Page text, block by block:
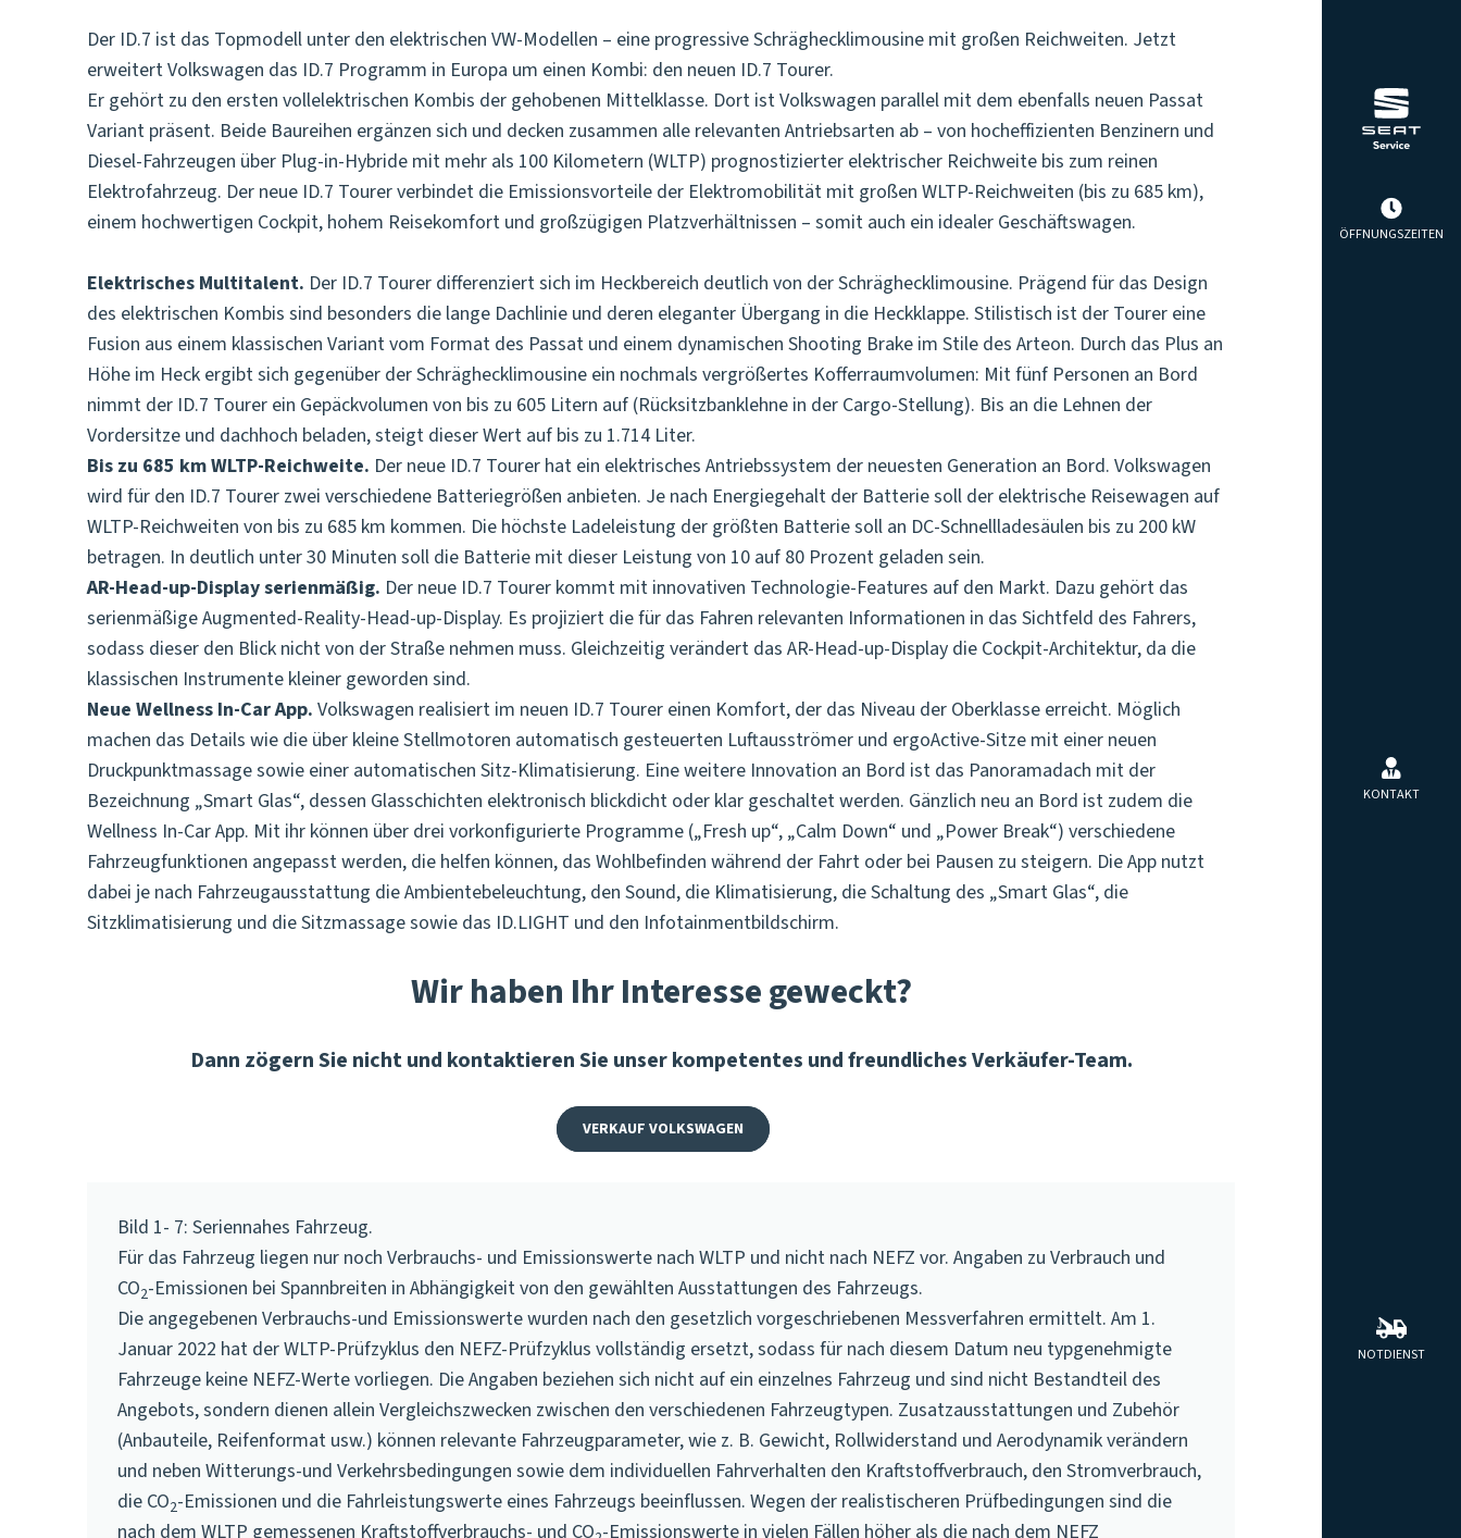
ÖFFNUNGSZEITEN
KONTAKT
NOTDIENST
Der ID.7 ist das Topmodell unter den elektrischen VW-Modellen – eine progressive Schräghecklimousine mit großen Reichweiten. Jetzt
erweitert Volkswagen das ID.7 Programm in Europa um einen Kombi: den neuen ID.7 Tourer.
Er gehört zu den ersten vollelektrischen Kombis der gehobenen Mittelklasse. Dort ist Volkswagen parallel mit dem ebenfalls neuen Passat
Variant präsent. Beide Baureihen ergänzen sich und decken zusammen alle relevanten Antriebsarten ab – von hocheffizienten Benzinern und
Diesel-Fahrzeugen über Plug-in-Hybride mit mehr als 100 Kilometern (WLTP) prognostizierter elektrischer Reichweite bis zum reinen
Elektrofahrzeug. Der neue ID.7 Tourer verbindet die Emissionsvorteile der Elektromobilität mit großen WLTP-Reichweiten (bis zu 685 km),
einem hochwertigen Cockpit, hohem Reisekomfort und großzügigen Platzverhältnissen – somit auch ein idealer Geschäftswagen.
Elektrisches Multitalent. Der ID.7 Tourer differenziert sich im Heckbereich deutlich von der Schräghecklimousine. Prägend für das Design
des elektrischen Kombis sind besonders die lange Dachlinie und deren eleganter Übergang in die Heckklappe. Stilistisch ist der Tourer eine
Fusion aus einem klassischen Variant vom Format des Passat und einem dynamischen Shooting Brake im Stile des Arteon. Durch das Plus an
Höhe im Heck ergibt sich gegenüber der Schräghecklimousine ein nochmals vergrößertes Kofferraumvolumen: Mit fünf Personen an Bord
nimmt der ID.7 Tourer ein Gepäckvolumen von bis zu 605 Litern auf (Rücksitzbanklehne in der Cargo-Stellung). Bis an die Lehnen der
Vordersitze und dachhoch beladen, steigt dieser Wert auf bis zu 1.714 Liter.
Bis zu 685 km WLTP-Reichweite. Der neue ID.7 Tourer hat ein elektrisches Antriebssystem der neuesten Generation an Bord. Volkswagen
wird für den ID.7 Tourer zwei verschiedene Batteriegrößen anbieten. Je nach Energiegehalt der Batterie soll der elektrische Reisewagen auf
WLTP-Reichweiten von bis zu 685 km kommen. Die höchste Ladeleistung der größten Batterie soll an DC-Schnellladesäulen bis zu 200 kW
betragen. In deutlich unter 30 Minuten soll die Batterie mit dieser Leistung von 10 auf 80 Prozent geladen sein.
AR-Head-up-Display serienmäßig. Der neue ID.7 Tourer kommt mit innovativen Technologie-Features auf den Markt. Dazu gehört das
serienmäßige Augmented-Reality-Head-up-Display. Es projiziert die für das Fahren relevanten Informationen in das Sichtfeld des Fahrers,
sodass dieser den Blick nicht von der Straße nehmen muss. Gleichzeitig verändert das AR-Head-up-Display die Cockpit-Architektur, da die
klassischen Instrumente kleiner geworden sind.
Neue Wellness In-Car App. Volkswagen realisiert im neuen ID.7 Tourer einen Komfort, der das Niveau der Oberklasse erreicht. Möglich
machen das Details wie die über kleine Stellmotoren automatisch gesteuerten Luftausströmer und ergoActive-Sitze mit einer neuen
Druckpunktmassage sowie einer automatischen Sitz-Klimatisierung. Eine weitere Innovation an Bord ist das Panoramadach mit der
Bezeichnung „Smart Glas“, dessen Glasschichten elektronisch blickdicht oder klar geschaltet werden. Gänzlich neu an Bord ist zudem die
Wellness In-Car App. Mit ihr können über drei vorkonfigurierte Programme („Fresh up“, „Calm Down“ und „Power Break“) verschiedene
Fahrzeugfunktionen angepasst werden, die helfen können, das Wohlbefinden während der Fahrt oder bei Pausen zu steigern. Die App nutzt
dabei je nach Fahrzeugausstattung die Ambientebeleuchtung, den Sound, die Klimatisierung, die Schaltung des „Smart Glas“, die
Sitzklimatisierung und die Sitzmassage sowie das ID.LIGHT und den Infotainmentbildschirm.
Wir haben Ihr Interesse geweckt?
Dann zögern Sie nicht und kontaktieren Sie unser kompetentes und freundliches Verkäufer-Team.
VERKAUF VOLKSWAGEN
Bild 1- 7: Seriennahes Fahrzeug.
Für das Fahrzeug liegen nur noch Verbrauchs- und Emissionswerte nach WLTP und nicht nach NEFZ vor. Angaben zu Verbrauch und
CO2-Emissionen bei Spannbreiten in Abhängigkeit von den gewählten Ausstattungen des Fahrzeugs.
Die angegebenen Verbrauchs-und Emissionswerte wurden nach den gesetzlich vorgeschriebenen Messverfahren ermittelt. Am 1.
Januar 2022 hat derWLTP-Prüfzyklus den NEFZ-Prüfzyklus vollständig ersetzt, sodass für nach diesem Datum neu typgenehmigte
Fahrzeuge keine NEFZ-Werte vorliegen. Die Angaben beziehen sich nicht auf ein einzelnes Fahrzeug und sind nicht Bestandteil des
Angebots, sondern dienen allein Vergleichszwecken zwischen den verschiedenen Fahrzeugtypen. Zusatzausstattungen und Zubehör
(Anbauteile, Reifenformat usw.) können relevante Fahrzeugparameter, wie z. B. Gewicht, Rollwiderstand und Aerodynamik verändern
und neben Witterungs-und Verkehrsbedingungen sowie dem individuellen Fahrverhalten den Kraftstoffverbrauch, den Stromverbrauch,
die CO2-Emissionen und die Fahrleistungswerte eines Fahrzeugs beeinflussen. Wegen der realistischeren Prüfbedingungen sind die
nach dem WLTP gemessenen Kraftstoffverbrauchs- und CO -Emissionswerte in vielen Fällen höher als die nach dem NEFZ